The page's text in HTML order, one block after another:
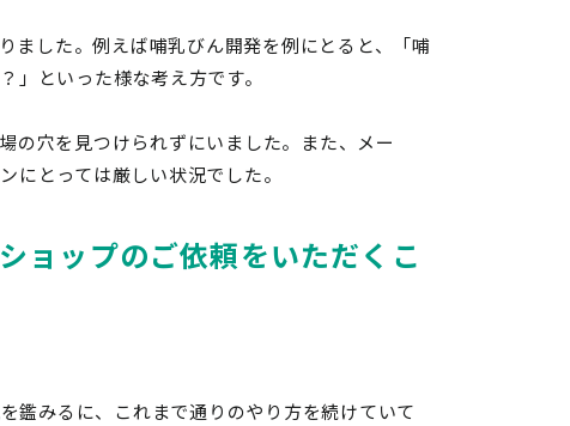
ました。例えば哺乳びん開発を例にとると、「哺
といった様な考え方です。
の穴を見つけられずにいました。また、メー
とっては厳しい状況でした。
ョップのご依頼をいただくこ
鑑みるに、これまで通りのやり方を続けていて